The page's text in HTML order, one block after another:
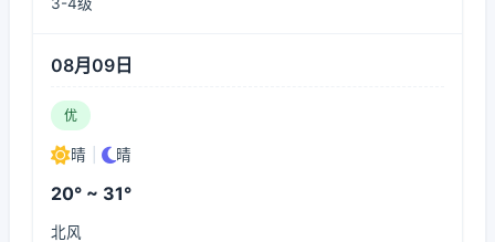
08月09日
优
晴 晴
20° ~ 31°
北风